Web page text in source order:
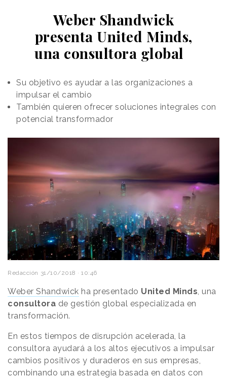
Weber Shandwick
presenta United Minds,
una consultora global
Su objetivo es ayudar a las organizaciones a
impulsar el cambio
También quieren ofrecer soluciones integrales con
potencial transformador
Redacción 31/10/2018 · 10:46
Weber Shandwick ha presentado United Minds, una
consultora de gestión global especializada en
transformación.
En estos tiempos de disrupción acelerada, la
consultora ayudará a los altos ejecutivos a impulsar
cambios positivos y duraderos en sus empresas,
combinando una estrategia basada en datos con